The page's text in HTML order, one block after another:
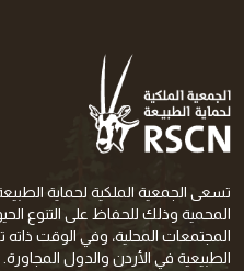
تسعى الجمعية الملكية لحماية
المحمية وذلك للحفاظ على التنوع
المجتمعات المحلية، وفي الوقت ذاته
الطبيعية في الأردن والدول المجاورة.